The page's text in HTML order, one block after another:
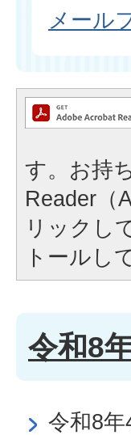
メール
す。お持
Reader（
リックし
トールし
令和8
令和8年